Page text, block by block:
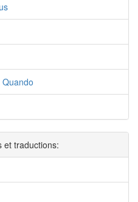
et traductions: